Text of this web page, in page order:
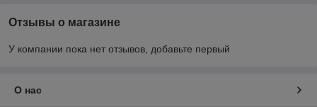
Отзывы о магазине
У компании пока нет отзывов, добавьте первый
О нас